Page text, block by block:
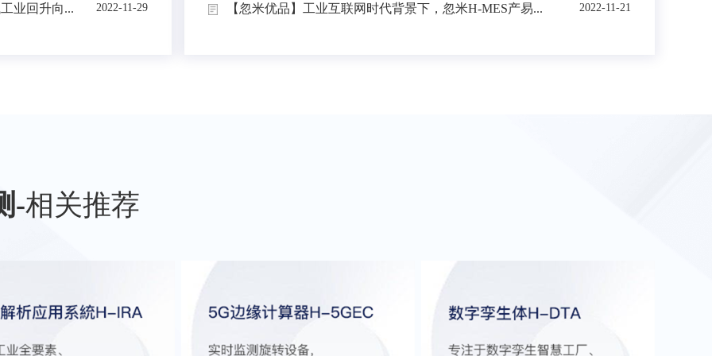
业回升向... 2022-11-29 【忽米优品】工业互联网时代背景下，忽米H-MES产易... 2022-11-21
-相关推荐